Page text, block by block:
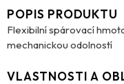
POPIS PRODUKTU
Flexibilní spárovací
mechanickou odolností
VLASTNOSTI A